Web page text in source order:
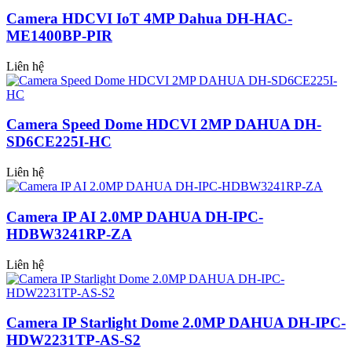
Camera HDCVI IoT 4MP Dahua DH-HAC-
ME1400BP-PIR
Liên hệ
Camera Speed Dome HDCVI 2MP DAHUA DH-
SD6CE225I-HC
Liên hệ
Camera IP AI 2.0MP DAHUA DH-IPC-
HDBW3241RP-ZA
Liên hệ
Camera IP Starlight Dome 2.0MP DAHUA DH-IPC-
HDW2231TP-AS-S2